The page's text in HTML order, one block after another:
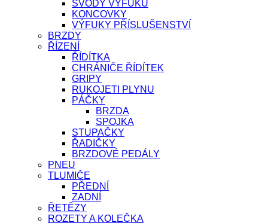
SVODY VÝFUKU
KONCOVKY
VÝFUKY PŘÍSLUŠENSTVÍ
BRZDY
ŘÍZENÍ
ŘÍDÍTKA
CHRÁNIČE ŘÍDÍTEK
GRIPY
RUKOJETI PLYNU
PÁČKY
BRZDA
SPOJKA
STUPAČKY
ŘADIČKY
BRZDOVÉ PEDÁLY
PNEU
TLUMIČE
PŘEDNÍ
ZADNÍ
ŘETĚZY
ROZETY A KOLEČKA